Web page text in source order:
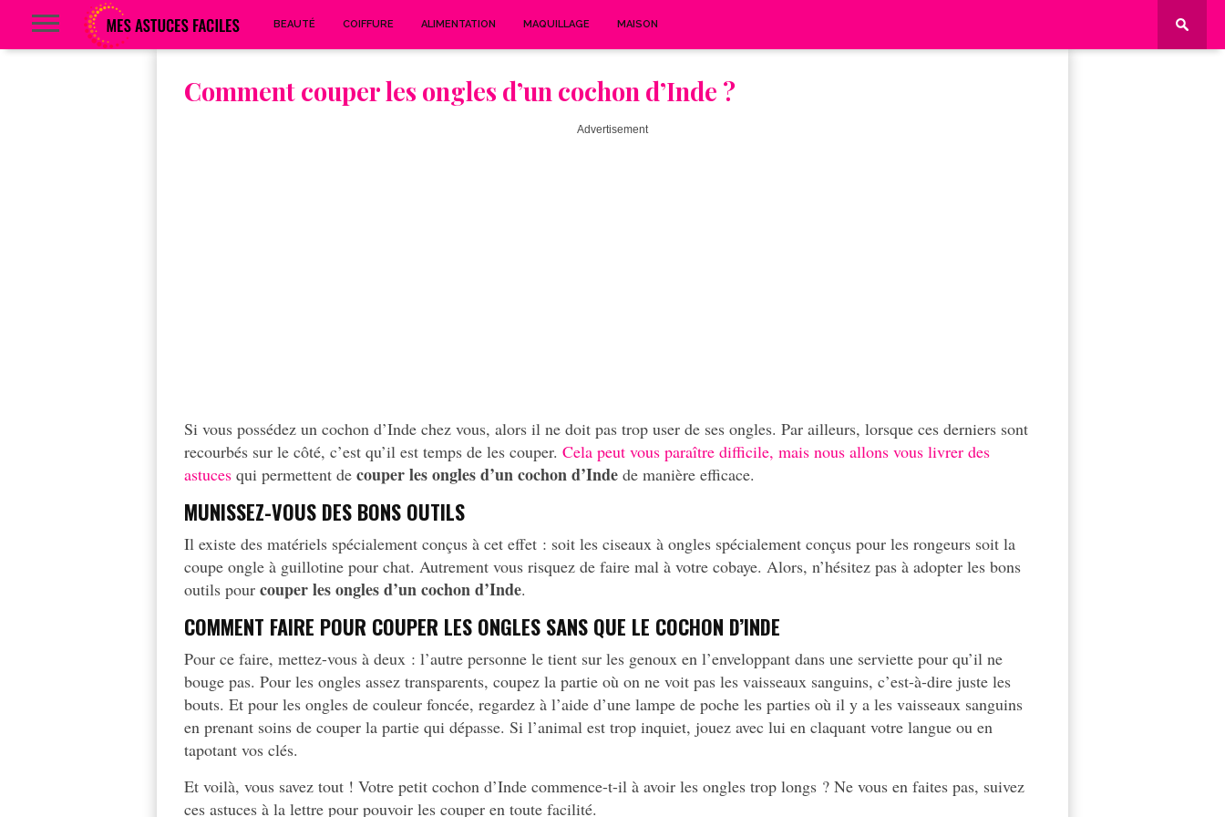
BEAUTÉ COIFFURE ALIMENTATION MAQUILLAGE MAISON
Comment couper les ongles d’un cochon d’Inde ?
Advertisement
Si vous possédez un cochon d’Inde chez vous, alors il ne doit pas trop user de ses ongles. Par ailleurs, lorsque ces derniers sont
recourbés sur le côté, c’est qu’il est temps de les couper.Cela peut vous paraître difficile, mais nous allons vous livrer des
astuces qui permettent decouper les ongles d’un cochon d’Indede manière efficace.
MUNISSEZ-VOUS DES BONS OUTILS
Il existe des matériels spécialement conçus à cet effet : soit les ciseaux à ongles spécialement conçus pour les rongeurs soit la
coupe ongle à guillotine pour chat. Autrement vous risquez de faire mal à votre cobaye. Alors, n’hésitez pas à adopter les bons
outils pourcouper les ongles d’un cochon d’Inde.
COMMENT FAIRE POUR COUPER LES ONGLES SANS QUE LE COCHON D’INDE
Pour ce faire, mettez-vous à deux : l’autre personne le tient sur les genoux en l’enveloppant dans une serviette pour qu’il ne
bouge pas. Pour les ongles assez transparents, coupez la partie où on ne voit pas les vaisseaux sanguins, c’est-à-dire juste les
bouts. Et pour les ongles de couleur foncée, regardez à l’aide d’une lampe de poche les parties où il y a les vaisseaux sanguins
en prenant soins de couper la partie qui dépasse. Si l’animal est trop inquiet, jouez avec lui en claquant votre langue ou en
tapotant vos clés.
Et voilà, vous savez tout ! Votre petit cochon d’Inde commence-t-il à avoir les ongles trop longs ? Ne vous en faites pas, suivez
ces astuces à la lettre pour pouvoir les couper en toute facilité.